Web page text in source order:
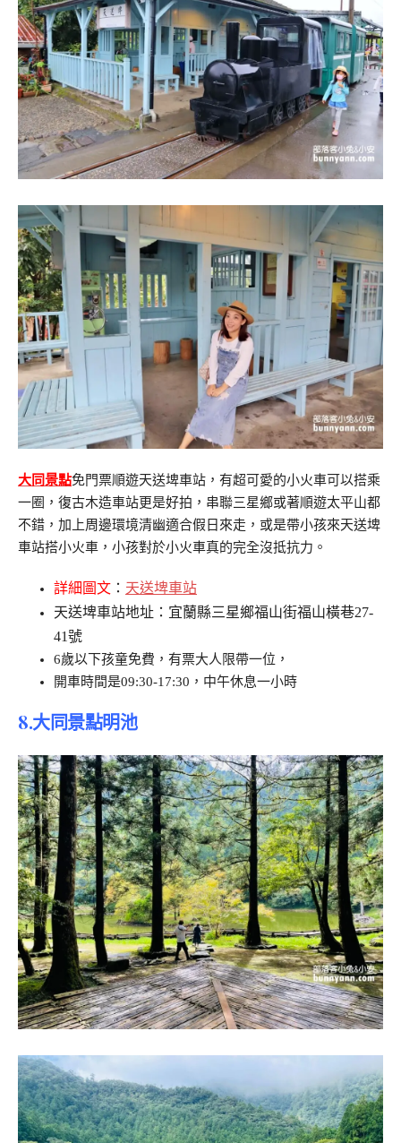
大同景點免門票順遊天送埤車站，有超可愛的小火車可以搭乘
一圈，復古木造車站更是好拍，串聯三星鄉或著順遊太平山都
不錯，加上周邊環境清幽適合假日來走，或是帶小孩來天送埤
車站搭小火車，小孩對於小火車真的完全沒抵抗力。
詳細圖文 ： 天送埤車站
天送埤車站地址：宜蘭縣三星鄉福山街福山橫巷27-
41號
6歲以下孩童免費，有票大人限帶一位，
開車時間是09:30-17:30，中午休息一小時
8.大同景點明池